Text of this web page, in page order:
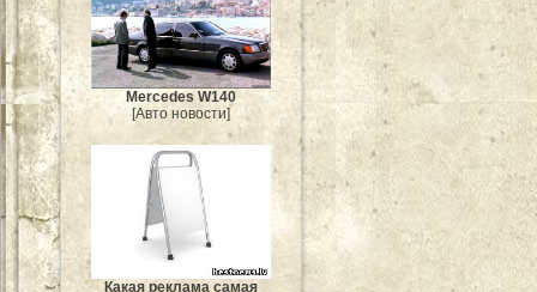
Mercedes W140
[Авто новости]
Какая реклама самая